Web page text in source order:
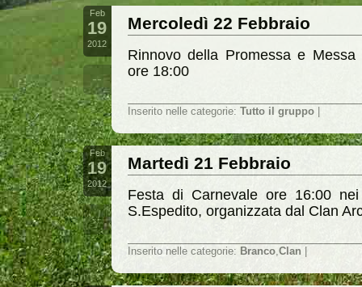
Feb
19
2012
--
Mercoledì 22 Febbraio
Rinnovo della Promessa e
ore 18:00
Inserito nelle categorie: Tutto il gruppo|
Feb
19
2012
--
Martedì 21 Febbraio
Festa di Carnevale ore 16:00
S.Espedito, organizzata dal Clan
Inserito nelle categorie: Branco,Clan